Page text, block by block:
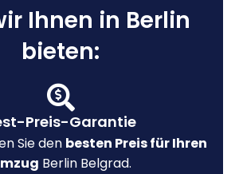
Ihnen in Berlin
bieten:
Preis-Garantie
Sie den besten Preis für Ihren
Berlin Belgrad.